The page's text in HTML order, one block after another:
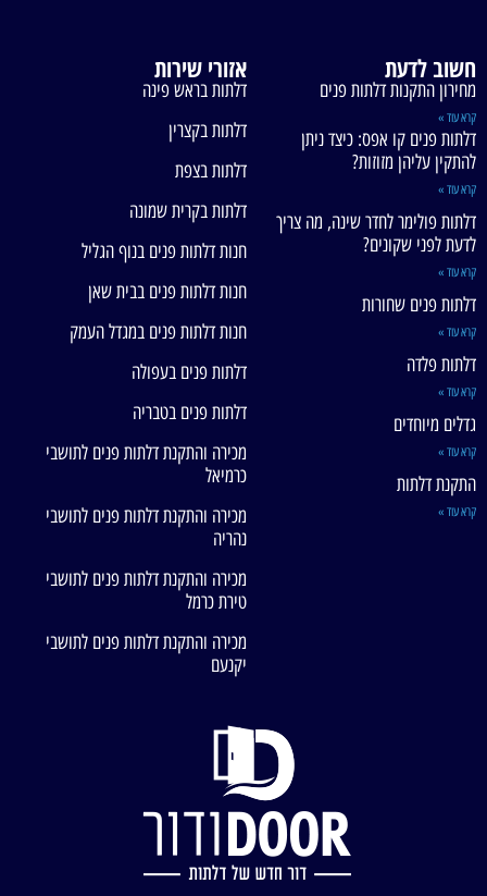
חשוב לדעת
מחירון התקנות דלתות פנים
קרא עוד »
דלתות פנים קו אפס: כיצד ניתן
להתקין עליהן מזוזות?
קרא עוד »
דלתות פולימר לחדר שינה, מה צריך
לדעת לפני שקונים?
קרא עוד »
דלתות פנים שחורות
קרא עוד »
דלתות פלדה
קרא עוד »
גדלים מיוחדים
קרא עוד »
התקנת דלתות
קרא עוד »
אזורי שירות
דלתות בראש פינה
דלתות בקצרין
דלתות בצפת
דלתות בקרית שמונה
חנות דלתות פנים בנוף הגליל
חנות דלתות פנים בבית שאן
חנות דלתות פנים במגדל העמק
דלתות פנים בעפולה
דלתות פנים בטבריה
מכירה והתקנת דלתות פנים לתושבי
כרמיאל
מכירה והתקנת דלתות פנים לתושבי
נהריה
מכירה והתקנת דלתות פנים לתושבי
טירת כרמל
מכירה והתקנת דלתות פנים לתושבי
יקנעם